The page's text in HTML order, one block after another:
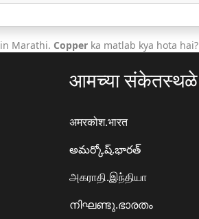
Marathi. Copper ka matlab kya hota hai?
आमच्या संकेतस्थळे
अमरकोश.भारत
అమర్కోష్.భారత్
அகராதி.இந்தியா
നിഘണ്ടു.ഭാരതം